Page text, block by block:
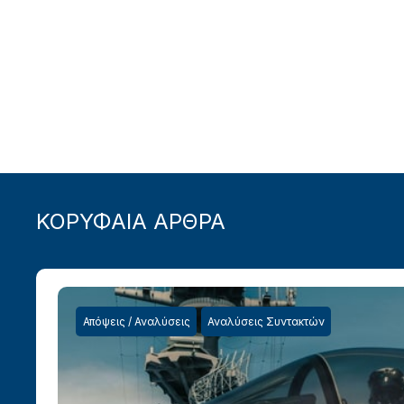
ΚΟΡΥΦΑΙΑ ΑΡΘΡΑ
Απόψεις / Αναλύσεις Αναλύσεις Συντακτών